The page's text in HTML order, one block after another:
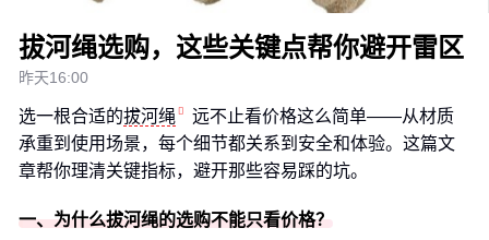
拔河绳选购，这些关键点帮你避开雷区
昨天16:00
选一根合适的拔河绳
远不止看价格这么简单——从材质
承重到使用场景，每个细节都关系到安全和体验。这篇文
章帮你理清关键指标，避开那些容易踩的坑。
一、为什么拔河绳的选购不能只看价格？